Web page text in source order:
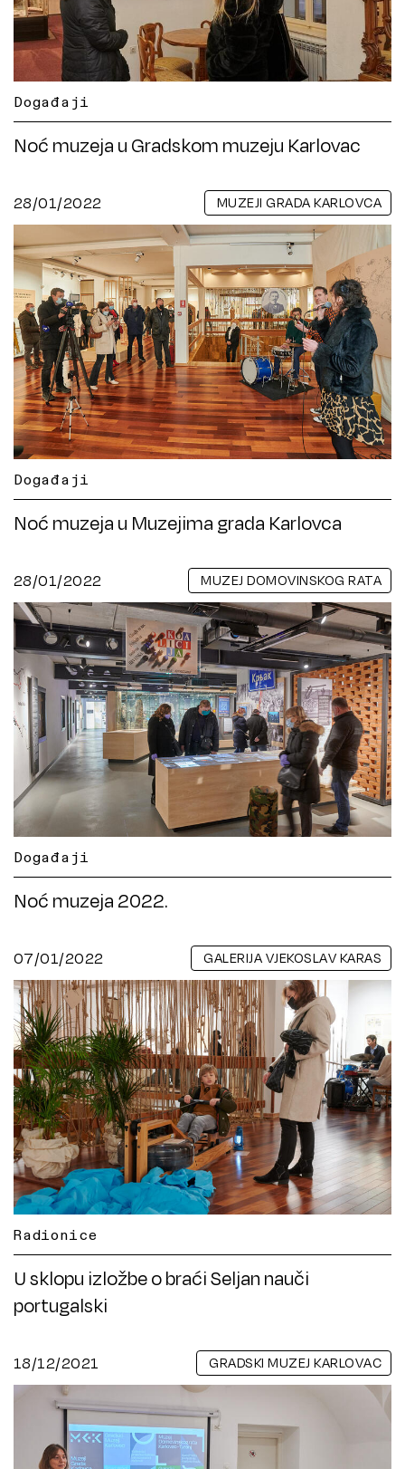
Događaji
Noć muzeja u Gradskom muzeju Karlovac
28/01/2022 MUZEJI GRADA KARLOVCA
Događaji
Noć muzeja u Muzejima grada Karlovca
28/01/2022 MUZEJ DOMOVINSKOG RATA
Događaji
Noć muzeja 2022.
07/01/2022 GALERIJA VJEKOSLAV KARAS
Radionice
U sklopu izložbe o braći Seljan nauči
portugalski
18/12/2021 GRADSKI MUZEJ KARLOVAC